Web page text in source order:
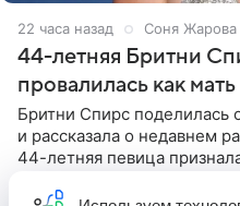
22 часа назад Соня Жарова
44-летняя Бритни
провалилась как мать
Бритни Спирс поделилась
и рассказала о недавнем
44-летняя певица
артистки